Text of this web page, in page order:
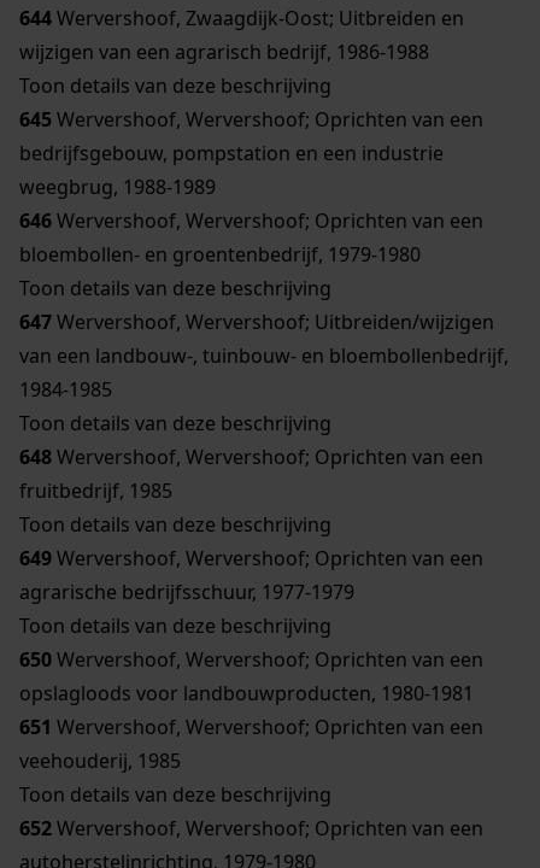
644Wervershoof, Zwaagdijk-Oost; Uitbreiden en
wijzigen van een agrarisch bedrijf, 1986-1988
Toon details van deze beschrijving
645Wervershoof, Wervershoof; Oprichten van een
bedrijfsgebouw, pompstation en een industrie
weegbrug, 1988-1989
646Wervershoof, Wervershoof; Oprichten van een
bloembollen- en groentenbedrijf, 1979-1980
Toon details van deze beschrijving
647Wervershoof, Wervershoof; Uitbreiden/wijzigen
van een landbouw-, tuinbouw- en bloembollenbedrijf,
1984-1985
Toon details van deze beschrijving
648Wervershoof, Wervershoof; Oprichten van een
fruitbedrijf, 1985
Toon details van deze beschrijving
649Wervershoof, Wervershoof; Oprichten van een
agrarische bedrijfsschuur, 1977-1979
Toon details van deze beschrijving
650Wervershoof, Wervershoof; Oprichten van een
opslagloods voor landbouwproducten, 1980-1981
651 Wervershoof, Wervershoof; Oprichten van een
veehouderij, 1985
Toon details van deze beschrijving
652Wervershoof, Wervershoof; Oprichten van een
autoherstelinrichting, 1979-1980